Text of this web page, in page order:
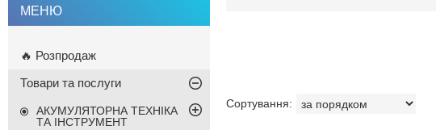
🔥 Розпродаж
Товари та послуги
АКУМУЛЯТОРНА ТЕХНІКА
ТА ІНСТРУМЕНТ